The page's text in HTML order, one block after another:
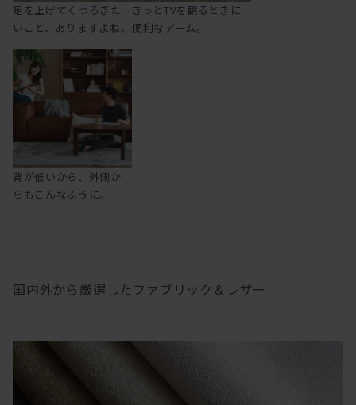
足を上げてくつろぎた
いこと、ありますよね。
きっとTVを観るときに
便利なアーム。
背が低いから、外側か
らもこんなふうに。
国内外から厳選したファブリック＆レザー